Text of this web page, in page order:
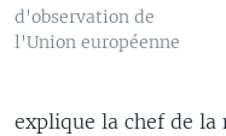
d'observation de
l'Union européenne
explique la chef de la